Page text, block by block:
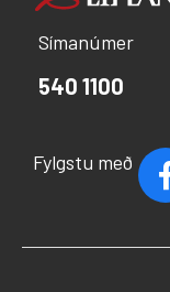
Símanúmer
540 1100
Fylgstu með